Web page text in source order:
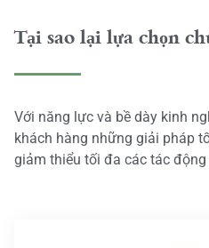
Tại sao lại lựa chọn
Với năng lực và bề dày kinh
khách hàng những giải pháp
giảm thiểu tối đa các tác